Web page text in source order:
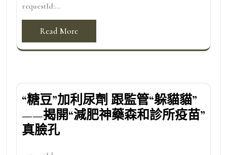
requestId:...
Read More
“糖豆”加利尿劑 跟監管“躲貓貓”
——揭開“減肥神藥森和診所疫苗”
真臉孔